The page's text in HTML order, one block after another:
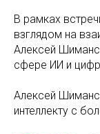
В рамках
взглядом на
Алексей
сфере ИИ и
Алексей
интеллекту с